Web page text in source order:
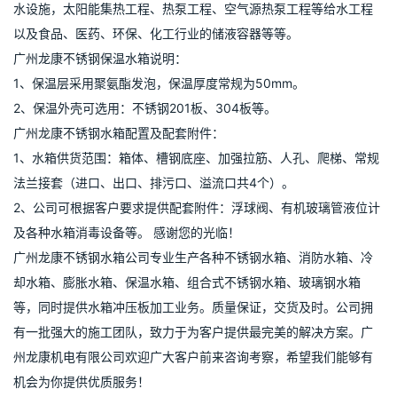
水设施，太阳能集热工程、热泵工程、空气源热泵工程等给水工程
以及食品、医药、环保、化工行业的储液容器等等。
广州龙康不锈钢保温水箱说明：
1、保温层采用聚氨酯发泡，保温厚度常规为50mm。
2、保温外壳可选用：不锈钢201板、304板等。
广州龙康不锈钢水箱配置及配套附件：
1、水箱供货范围：箱体、槽钢底座、加强拉筋、人孔、爬梯、常规
法兰接套（进口、出口、排污口、溢流口共4个）。
2、公司可根据客户要求提供配套附件：浮球阀、有机玻璃管液位计
及各种水箱消毒设备等。 感谢您的光临！
广州龙康不锈钢水箱公司专业生产各种不锈钢水箱、消防水箱、冷
却水箱、膨胀水箱、保温水箱、组合式不锈钢水箱、玻璃钢水箱
等，同时提供水箱冲压板加工业务。质量保证，交货及时。公司拥
有一批强大的施工团队，致力于为客户提供最完美的解决方案。广
州龙康机电有限公司欢迎广大客户前来咨询考察，希望我们能够有
机会为你提供优质服务！